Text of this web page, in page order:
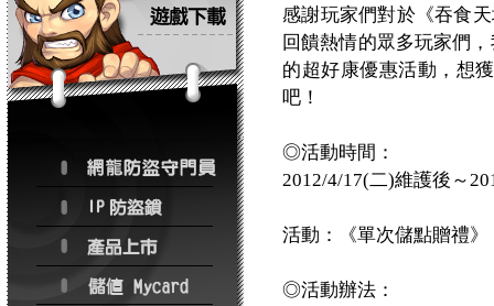
感謝玩家們對於《吞食
回饋熱情的眾多玩家們
的超好康優惠活動，想
吧！
◎活動時間：
2012/4/17(二)維護後～
活動：《單次儲點贈禮》
◎活動辦法：